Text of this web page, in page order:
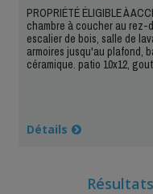
PROPRIÉTÉ ÉLIGIBLE À
chambre à coucher au rez-
escalier de bois, salle de
armoires jusqu'au plafond,
céramique. patio 10x12,
Détails